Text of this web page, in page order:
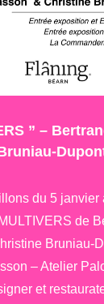
” –
du 5 janvier
de
Bruniau-
– Atelier
et